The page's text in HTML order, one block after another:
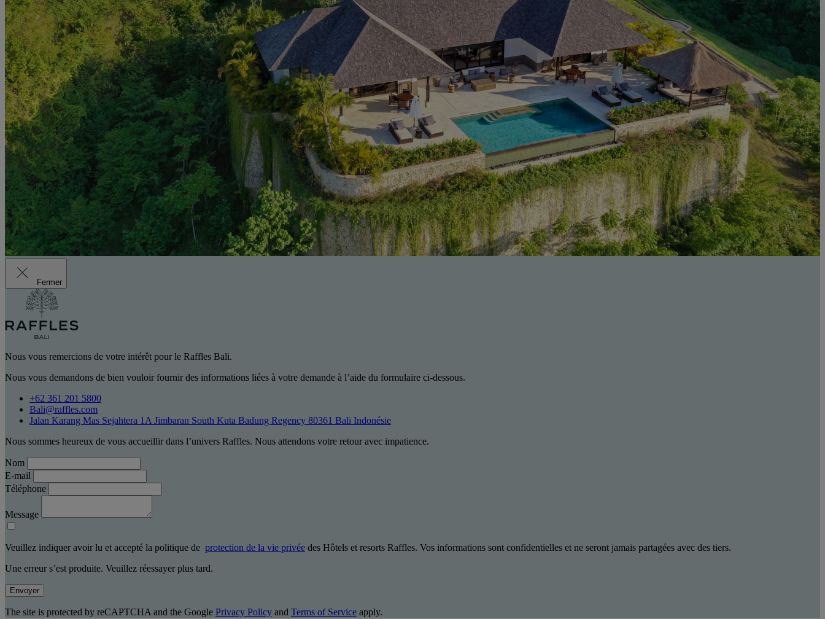
Fermer
Nous vous remercions de votre intérêt pour le Raffles Bali.
Nous vous demandons de bien vouloir fournir des informations liées à votre demande à l’aide du formulaire ci-dessous.
+62 361 201 5800
Bali@raffles.com
Jalan Karang Mas Sejahtera 1A Jimbaran South Kuta Badung Regency 80361 Bali Indonésie
Nous sommes heureux de vous accueillir dans l’univers Raffles. Nous attendons votre retour avec impatience.
Nom
E-mail
Téléphone
Message
Veuillez indiquer avoir lu et accepté la politique de protection de la vie privée des Hôtels et resorts Raffles. Vos informations sont confidentielles et ne seront jamais partagées avec des tiers.
Une erreur s’est produite. Veuillez réessayer plus tard.
Envoyer
The site is protected by reCAPTCHA and the Google Privacy Policy and Terms of Service apply.